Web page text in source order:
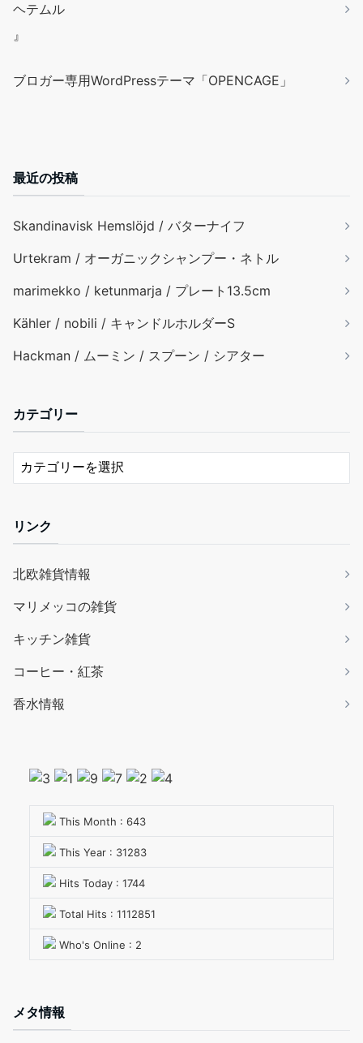
ヘテムル
』
ブロガー専用WordPressテーマ「OPENCAGE」
最近の投稿
Skandinavisk Hemslöjd / バターナイフ
Urtekram / オーガニックシャンプー・ネトル
marimekko / ketunmarja / プレート13.5cm
Kähler / nobili / キャンドルホルダーS
Hackman / ムーミン / スプーン / シアター
カテゴリー
リンク
北欧雑貨情報
マリメッコの雑貨
キッチン雑貨
コーヒー・紅茶
香水情報
This Month : 643
This Year : 31283
Hits Today : 1744
Total Hits : 1112851
Who's Online : 2
メタ情報